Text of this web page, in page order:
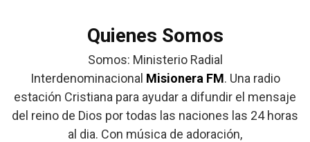
Quienes Somos
Somos: Ministerio Radial
Interdenominacional Misionera FM. Una radio
estación Cristiana para ayudar a difundir el mensaje
del reino de Dios por todas las naciones las 24 horas
al dia. Con música de adoración,